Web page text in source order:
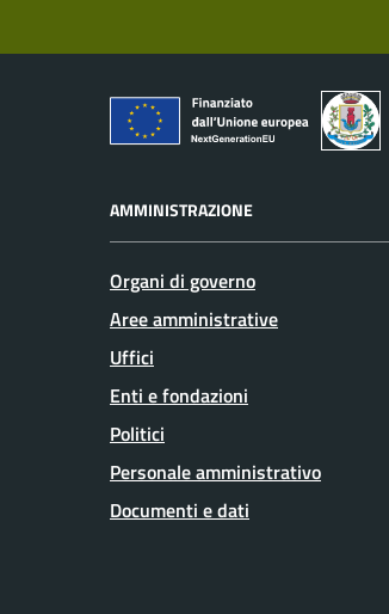
AMMINISTRAZIONE
Organi di governo
Aree amministrative
Uffici
Enti e fondazioni
Politici
Personale amministrativo
Documenti e dati